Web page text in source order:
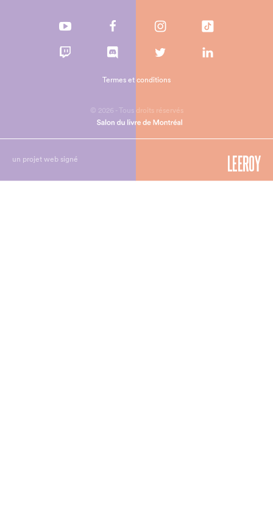
© 2026 - Tous droits réservés
Termes et conditions
un projet web signé